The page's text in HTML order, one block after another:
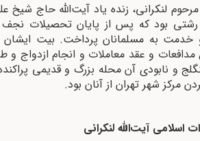
لنکرانى، زنده یاد آیت‌اللّه‌ حاج شیخ
رشتى بود که پس از پایان تحصیلات
خدمت به مسلمانان پرداخت. بیت
و عقد معاملات و انجام ازدواج و
و نابودى آن محله بزرگ و قدیمى
مرکز شهر تهران از آنان بود.
اسلامى آیت‌اللّه‌ لنکرانى